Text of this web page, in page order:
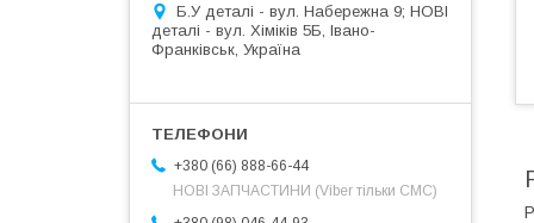
Б.У деталі - вул. Набережна 9; НОВІ
деталі - вул. Хіміків 5Б, Івано-
Франківськ, Україна
+380 (66) 888-66-44
НОВІ ЗАПЧАСТИНИ (Viber тільки СМС)